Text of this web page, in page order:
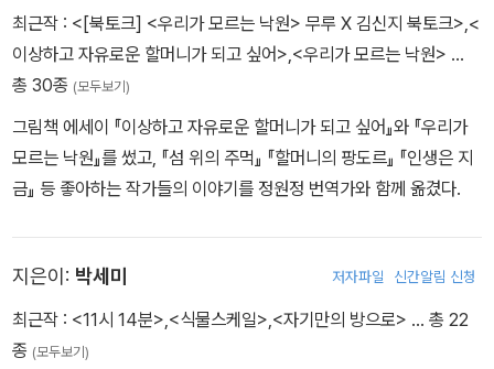
최근작 : <[북토크] <우리가 모르는 낙원> 무루 X 김신지 북토크>,<
이상하고 자유로운 할머니가 되고 싶어>,<우리가 모르는 낙원> …
총 30종 (모두보기)
그림책 에세이 『이상하고 자유로운 할머니가 되고 싶어』와 『우리가
모르는 낙원』를 썼고, 『섬 위의 주먹』 『할머니의 팡도르』 『인생은 지
금』 등 좋아하는 작가들의 이야기를 정원정 번역가와 함께 옮겼다.
지은이: 박세미 저자파일 신간알림 신청
최근작 : <11시 14분>,<식물스케일>,<자기만의 방으로> … 총 22
종 (모두보기)